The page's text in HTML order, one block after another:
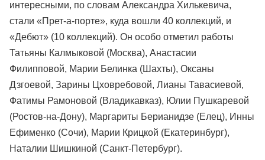
интересными, по словам Александра Хилькевича,
стали «Прет-а-порте», куда вошли 40 коллекций, и
«Дебют» (10 коллекций). Он особо отметил работы
Татьяны Калмыковой (Москва), Анастасии
Филипповой, Марии Белинка (Шахты), Оксаны
Дзгоевой, Зарины Цховребовой, Лианы Тавасиевой,
Фатимы Рамоновой (Владикавказ), Юлии Пушкаревой
(Ростов-на-Дону), Маргариты Берианидзе (Елец), Инны
Ефименко (Сочи), Марии Крицкой (Екатеринбург),
Наталии Шишкиной (Санкт-Петербург).